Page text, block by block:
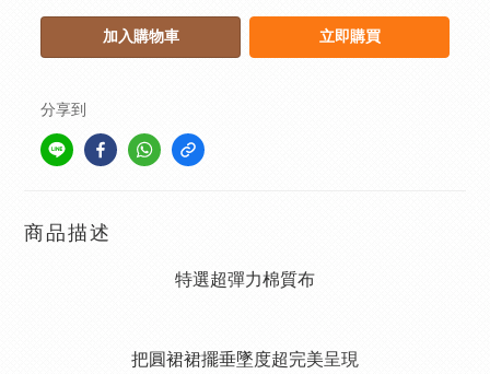
加入購物車 立即購買
分享到
商品描述
特選超彈力棉質布
把圓裙裙擺垂墜度超完美呈現